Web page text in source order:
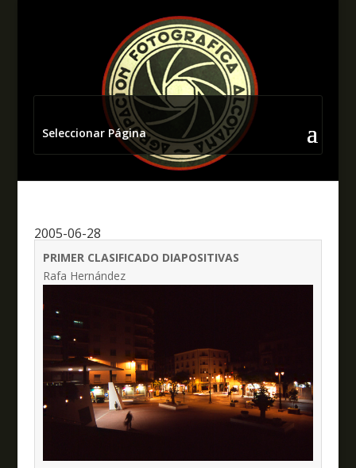
Seleccionar Página
2005-06-28
PRIMER CLASIFICADO DIAPOSITIVAS
Rafa Hernández